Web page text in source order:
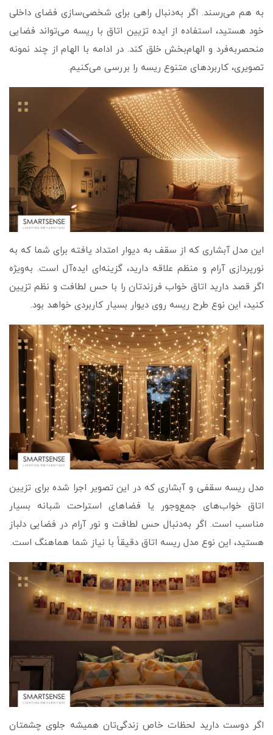
به هم می‌رسند. اگر به‌دنبال راهی برای شخصی‌سازی فضای داخلی
خود هستید، استفاده از ایده تزیین اتاق با ریسه می‌تواند فضایی
منحصربه‌فرد و الهام‌بخش خلق کند. در ادامه با الهام از چند نمونه
تصویری، کاربردهای متنوع ریسه را بررسی می‌کنیم.
این مدل آبشاری که از سقف به دیوار امتداد یافته برای شما که به
نورپردازی آرام و منظم علاقه دارید، گزینه‌ای ایده‌آل است. به‌ویژه
اگر قصد دارید اتاق خواب فرزندتان را با حس لطافت و نظم تزیین
کنید، این نوع طرح ریسه روی دیوار بسیار کاربردی خواهد بود.
مدل ریسه سقفی و آبشاری که در این تصویر اجرا شده برای تزیین
اتاق خواب‌های جمع‌وجور یا فضاهای استراحت شبانه بسیار
مناسب است. اگر به‌دنبال حس لطافت و نور آرام در فضایی دلباز
هستید، این نوع مدل ریسه اتاق دقیقاً با نیاز شما هماهنگ است.
اگر دوست دارید لحظات خاص زندگی‌تان همیشه جلوی چشمتان